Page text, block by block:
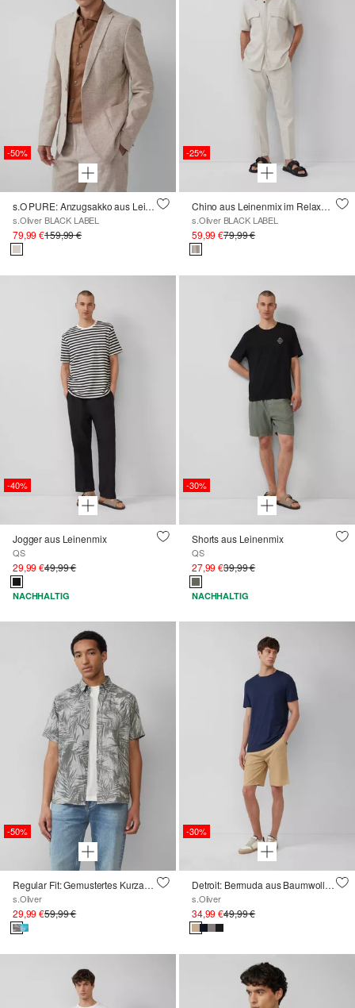
-50%
s.O PURE: Anzugsakko aus Leinenmix
s.Oliver BLACK LABEL
79,99 €159,99 €
-25%
Chino aus Leinenmix im Relaxed Fit
s.Oliver BLACK LABEL
59,99 €79,99 €
-40%
Jogger aus Leinenmix
QS
29,99 €49,99 €
NACHHALTIG
-30%
Shorts aus Leinenmix
QS
27,99 €39,99 €
NACHHALTIG
-50%
Regular Fit: Gemustertes Kurzarmhemd aus Leinen
s.Oliver
29,99 €59,99 €
-30%
Detroit: Bermuda aus Baumwoll- und Leinenmix im Relaxed Fit
s.Oliver
34,99 €49,99 €